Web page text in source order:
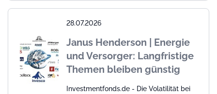
28.07.2026
Janus Henderson | Energie
und Versorger: Langfristige
Themen bleiben günstig
Investmentfonds.de - Die Volatilität bei